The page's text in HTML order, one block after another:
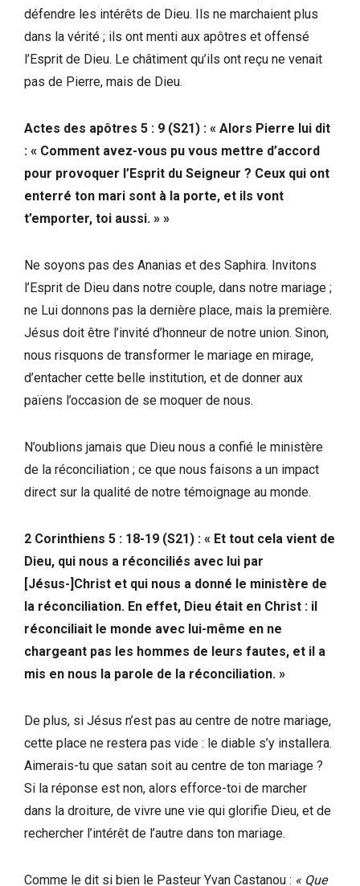
défendre les intérêts de Dieu. Ils ne marchaient plus
dans la vérité ; ils ont menti aux apôtres et offensé
l’Esprit de Dieu. Le châtiment qu’ils ont reçu ne venait
pas de Pierre, mais de Dieu.
Actes des apôtres 5 : 9 (S21) : « Alors Pierre lui dit
: « Comment avez-vous pu vous mettre d’accord
pour provoquer l’Esprit du Seigneur ? Ceux qui ont
enterré ton mari sont à la porte, et ils vont
t’emporter, toi aussi. » »
Ne soyons pas des Ananias et des Saphira. Invitons
l’Esprit de Dieu dans notre couple, dans notre mariage ;
ne Lui donnons pas la dernière place, mais la première.
Jésus doit être l’invité d’honneur de notre union. Sinon,
nous risquons de transformer le mariage en mirage,
d’entacher cette belle institution, et de donner aux
païens l’occasion de se moquer de nous.
N’oublions jamais que Dieu nous a confié le ministère
de la réconciliation ; ce que nous faisons a un impact
direct sur la qualité de notre témoignage au monde.
2 Corinthiens 5 : 18-19 (S21) : « Et tout cela vient de
Dieu, qui nous a réconciliés avec lui par
[Jésus-]Christ et qui nous a donné le ministère de
la réconciliation. En effet, Dieu était en Christ : il
réconciliait le monde avec lui-même en ne
chargeant pas les hommes de leurs fautes, et il a
mis en nous la parole de la réconciliation. »
De plus, si Jésus n’est pas au centre de notre mariage,
cette place ne restera pas vide : le diable s’y installera.
Aimerais-tu que satan soit au centre de ton mariage ?
Si la réponse est non, alors efforce-toi de marcher
dans la droiture, de vivre une vie qui glorifie Dieu, et de
rechercher l’intérêt de l’autre dans ton mariage.
Comme le dit si bien le Pasteur Yvan Castanou : « Que